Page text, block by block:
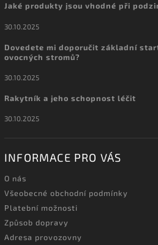
Jaké produkty jsou vhodné při
30.10.2025
Dovedete mi doporučit základní
ovocných stromů?
30.10.2025
Rakytník a jeho schopnost léčit
30.10.2025
INFORMACE PRO VÁS
O nás
Všeobecné obchodní podmínky
Platební možnosti
Způsob dopravy
Adresa provozovny